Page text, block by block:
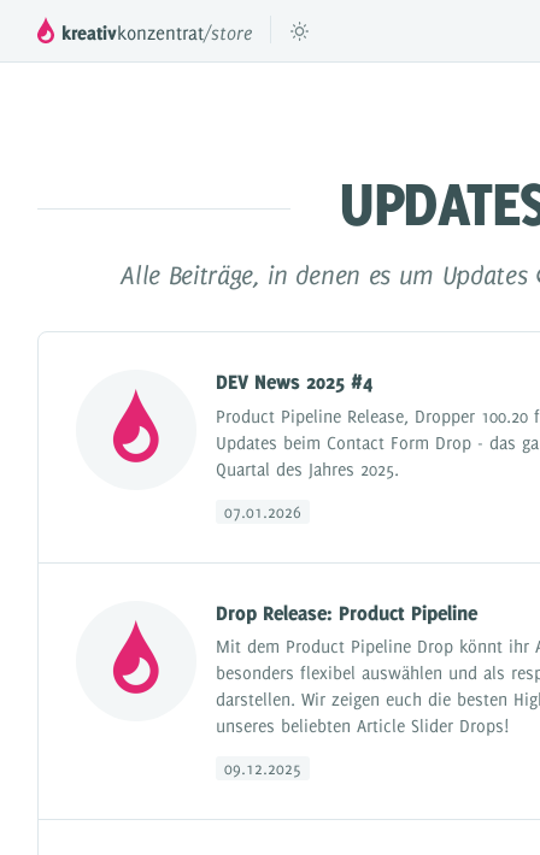
kreativkonzentrat/store
Das mächtige Inhaltesystem für deinen
DROPS
Videos & Tutorials
Referenzen
Dokumentation
Füge
Alle Beiträge, in denen es um
DEV News 2025 #4
Product Pipeline Release, Dropper
Updates beim Contact Form Drop - das
Quartal des Jahres 2025.
07.01.2026
Drop Release: Product Pipeline
Mit dem Product Pipeline Drop könnt ihr
besonders flexibel auswählen und als
darstellen. Wir zeigen euch die besten
unseres beliebten Article Slider Drops!
09.12.2025